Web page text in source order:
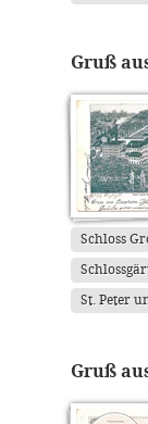
Gruß
Schloss
St. Peter
Gruß